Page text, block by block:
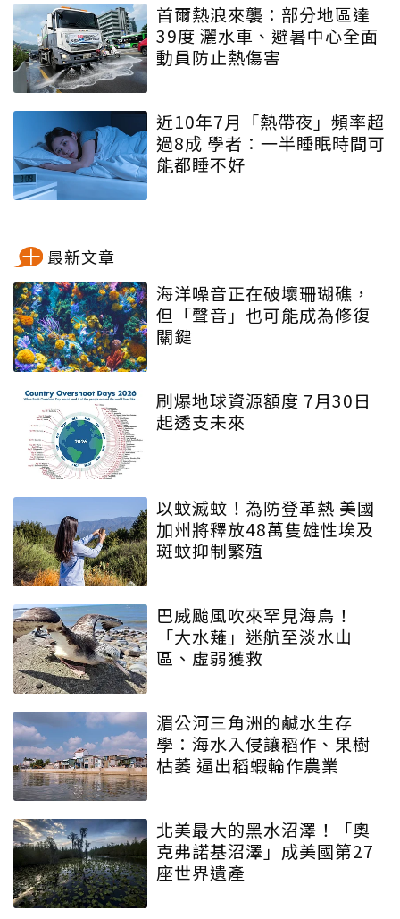
首爾熱浪來襲：部分地區達
39度 灑水車、避暑中心全面
動員防止熱傷害
近10年7月「熱帶夜」頻率超
過8成 學者：一半睡眠時間可
能都睡不好
最新文章
海洋噪音正在破壞珊瑚礁，
但「聲音」也可能成為修復
關鍵
刷爆地球資源額度 7月30日
起透支未來
以蚊滅蚊！為防登革熱 美國
加州將釋放48萬隻雄性埃及
斑蚊抑制繁殖
巴威颱風吹來罕見海鳥！
「大水薙」迷航至淡水山
區、虛弱獲救
湄公河三角洲的鹹水生存
學：海水入侵讓稻作、果樹
枯萎 逼出稻蝦輪作農業
北美最大的黑水沼澤！「奧
克弗諾基沼澤」成美國第27
座世界遺產